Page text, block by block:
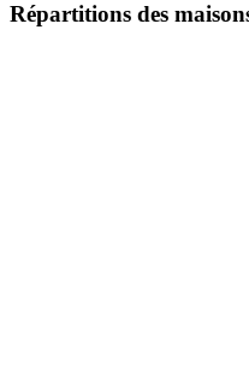
Répartitions des